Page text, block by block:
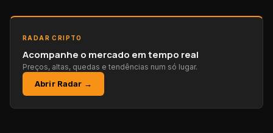
RADAR CRIPTO
Acompanhe o mercado em tempo real
Preços, altas, quedas e tendências num só lugar.
Abrir Radar →